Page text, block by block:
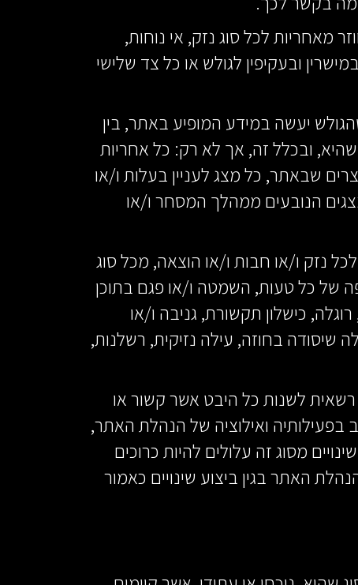
מאחריות לכל סוג נזק, אי נוחות,
ובעקיפין לגולש או כל צד שלישי
יעשה במידע המופיע באתר, בין
ובכלל זה, אך לא רק: כל אחריות
שבאתר, כל מצג לעניין בעלות ו/או
הנובעים ממהלך המסחר ו/או
נזק ו/או חבות ו/או הוצאה, מכל סוג
של כל טעות, השמטה ו/או פגם בתוכן
כישלון תקשורת, גניבה ו/או
שיסודה בחוזה, עילה נזיקית, רשלנות,
רשאית לשנות כל היבט אשר קשור או
בפעילותיה ואילוציה של הנהלת האתר,
מסוג זה עלולים להיות כרוכים
האתר בגין ביצוע שינויים כאמור